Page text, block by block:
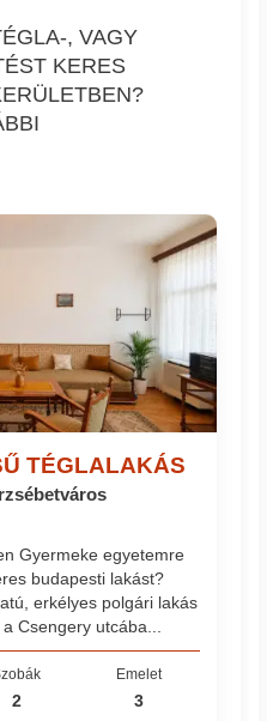
, VAGY
KERES
TÉGLALAKÁS
Gyermeke egyetemre
budapesti lakást?
erkélyes polgári lakás
Csengery utcába...
2
Emelet
3